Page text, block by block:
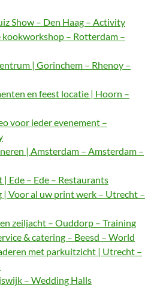
Show – Den Haag – Activity
– Rotterdam –
| Gorinchem – Rhenoy –
en feest locatie | Hoorn –
voor ieder evenement –
| Amsterdam – Amsterdam –
Ede – Ede – Restaurants
Voor al uw print werk – Utrecht –
zeiljacht – Ouddorp – Training
& catering – Beesd – World
met parkuitzicht | Utrecht –
– Wedding Halls